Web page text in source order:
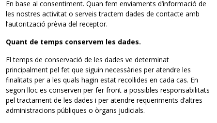
En base al consentiment. Quan fem enviaments d’informació de
les nostres activitat o serveis tractem dades de contacte amb
l’autorització prèvia del receptor.
Quant de temps conservem les dades.
El temps de conservació de les dades ve determinat
principalment pel fet que siguin necessàries per atendre les
finalitats per a les quals hagin estat recollides en cada cas. En
segon lloc es conserven per fer front a possibles responsabilitats
pel tractament de les dades i per atendre requeriments d’altres
administracions públiques o òrgans judicials.